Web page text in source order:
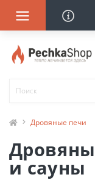
Дровяные печи
и сауны